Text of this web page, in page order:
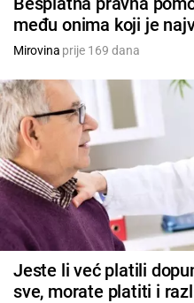
među onima koji je
Mirovina prije 169 dana
Jeste li već platili
sve, morate platiti i